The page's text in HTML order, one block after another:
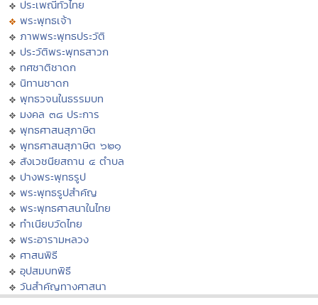
ประเพณีทั่วไทย
พระพุทธเจ้า
ภาพพระพุทธประวัติ
ประวัติพระพุทธสาวก
ทศชาติชาดก
นิทานชาดก
พุทธวจนในธรรมบท
มงคล ๓๘ ประการ
พุทธศาสนสุภาษิต
พุทธศาสนสุภาษิต ๖๒๑
สังเวชนียสถาน ๔ ตำบล
ปางพระพุทธรูป
พระพุทธรูปสำคัญ
พระพุทธศาสนาในไทย
ทำเนียบวัดไทย
พระอารามหลวง
ศาสนพิธี
อุปสมบทพิธี
วันสำคัญทางศาสนา